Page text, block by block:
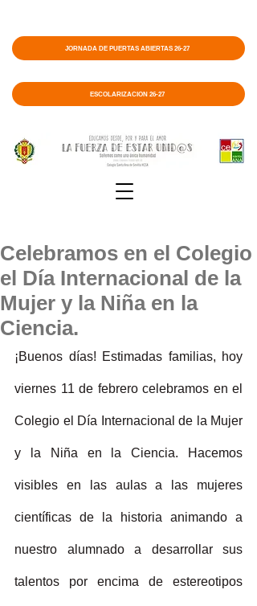
ESCOLARIZACIÓN 26-27
JORNADA DE PUERTAS ABIERTAS 26-27
Celebramos en el Colegio
el Día Internacional de la
Mujer y la Niña en la
Ciencia.
¡Buenos días! Estimadas familias, hoy
viernes 11 de febrero celebramos en el
Colegio el Día Internacional de la Mujer
y la Niña en la Ciencia. Hacemos
visibles en las aulas a las mujeres
científicas de la historia animando a
nuestro alumnado a desarrollar sus
talentos por encima de estereotipos